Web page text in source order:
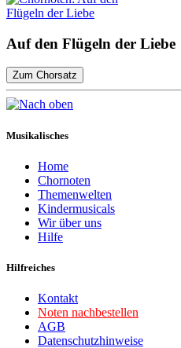
Auf den Flügeln der Liebe
Zum Chorsatz
Musikalisches
Home
Chornoten
Themenwelten
Kindermusicals
Wir über uns
Hilfe
Hilfreiches
Kontakt
Noten nachbestellen
AGB
Datenschutzhinweise